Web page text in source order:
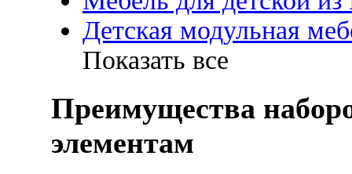
Детская модульная
Показать все
Преимущества
элементам